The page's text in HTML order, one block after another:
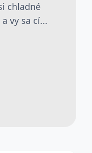
chladné
vy sa cí...